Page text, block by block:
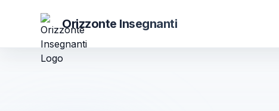
Orizzonte Insegnanti